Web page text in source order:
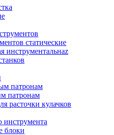
статические
инструментальнаz
патронам
патронам
расточки кулачков
инструмента
блоки